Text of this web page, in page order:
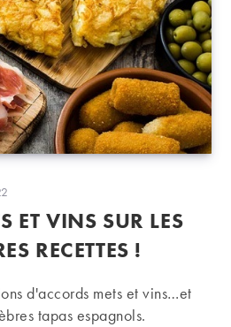
ET VINS SUR LES
RECETTES !
d'accords mets et vins…et
tapas espagnols.